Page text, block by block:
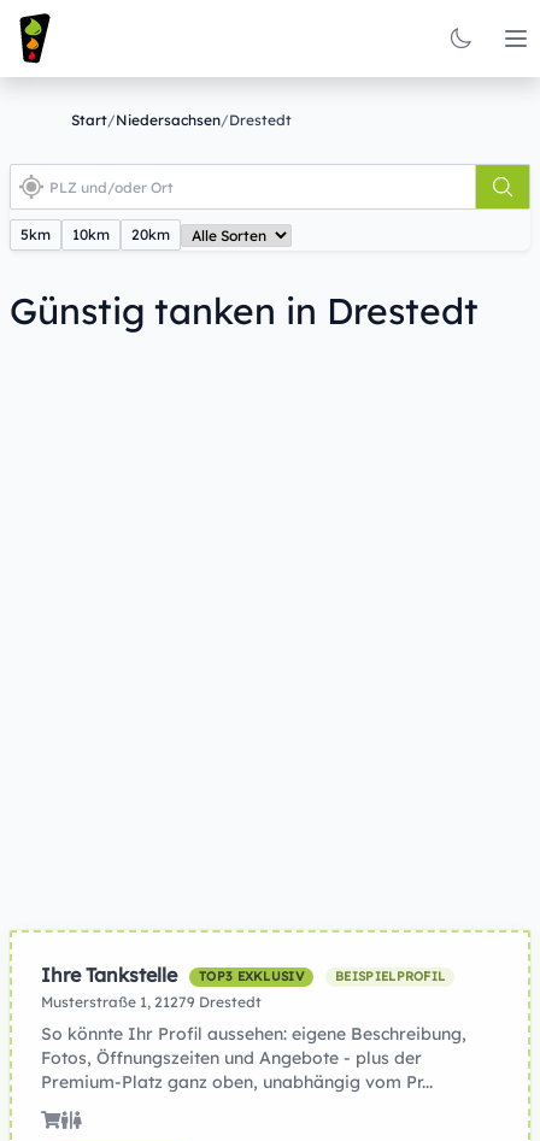
Start/Niedersachsen/Drestedt
5km 10km 20km
Günstig tanken in Drestedt
Ihre Tankstelle TOP3 EXKLUSIV BEISPIELPROFIL
Musterstraße 1, 21279 Drestedt
So könnte Ihr Profil aussehen: eigene Beschreibung,
Fotos, Öffnungszeiten und Angebote - plus der
Premium-Platz ganz oben, unabhängig vom Pr...